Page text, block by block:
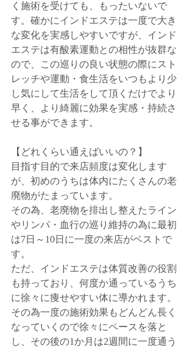
く施術を受けても、もったいないで
す。確かにインドエステは一度で大き
な変化を実感しやすいですが、インド
エステは有酸素運動との相性が抜群な
ので、この巡りの良い状態の際にスト
レッチや運動・食生活をいつもより少
し気にして生活をして頂くだけでより
早く、より綺麗に効果を実感・持続さ
せる事ができます。
【どれくらい通えばいいの？】
目指す目的で来店頻度は変化します
が、初めのうちは体内にたくさんの老
廃物がたまっています。
その為、老廃物を排出し整えたライン
やリンパ・血行の巡り維持の為に最初
は7日～10日に一度の来店がベストで
す。
ただ、インドエステは体質改善の役割
も持っており、何度か通っているうち
に徐々に痩せやすい体に導かれます。
その為一度の施術効果もどんどん長く
なっていくので徐々にペースを落と
し、その後の1か月は2週間に一度通う